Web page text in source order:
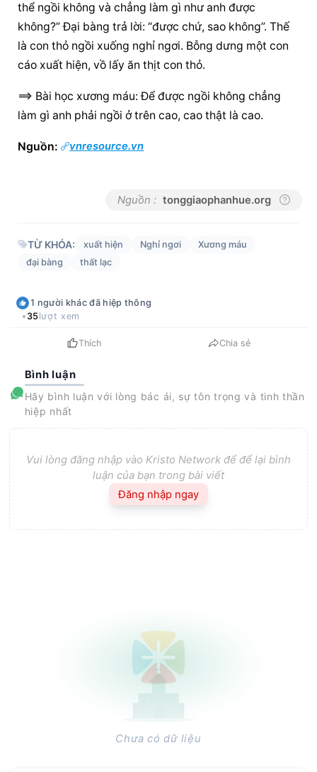
thể ngồi không và chẳng làm gì như anh được
không?” Đại bàng trả lời: “được chứ, sao không”. Thế
là con thỏ ngồi xuống nghỉ ngơi. Bỗng dưng một con
cáo xuất hiện, vồ lấy ăn thịt con thỏ.
==> Bài học xương máu: Để được ngồi không chẳng
làm gì anh phải ngồi ở trên cao, cao thật là cao.
Nguồn: vnresource.vn
Nguồn : tonggiaophanhue.org
TỪ KHÓA: xuất hiện Nghỉ ngơi
Xương máu
đại bàng
thất lạc
1 người khác đã hiệp thông
35 lượt xem
Thích Chia sẻ
Bình luận
Hãy bình luận với lòng bác ái, sự tôn trọng và tinh thần
hiệp nhất
Vui lòng đăng nhập vào Kristo Network để để lại bình
luận của bạn trong bài viết
Đăng nhập ngay
Chưa có dữ liệu